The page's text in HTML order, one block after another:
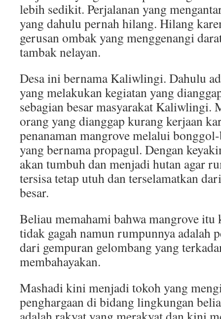
lebih sedikit. Perjalanan yang
yang dahulu pernah hilang. Hilang
gerusan ombak yang menggenangi
tambak nelayan.
Desa ini bernama Kaliwlingi. Dahulu
yang melakukan kegiatan yang
sebagian besar masyarakat Kaliwlingi.
orang yang dianggap kurang kerjaan
penanaman mangrove melalui
yang bernama propagul. Dengan
akan tumbuh dan menjadi hutan agar
tersisa tetap utuh dan terselamatkan
besar.
Beliau memahami bahwa mangrove
tidak gagah namun rumpunnya adalah
dari gempuran gelombang yang
membahayakan.
Mashadi kini menjadi tokoh yang
penghargaan di bidang lingkungan